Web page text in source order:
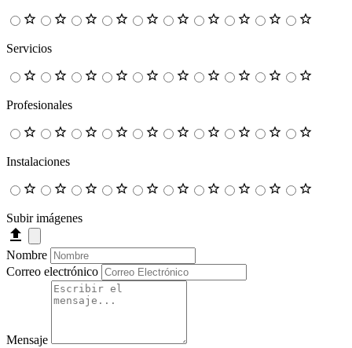
Servicios
Profesionales
Instalaciones
Subir imágenes
Nombre
Correo electrónico
Mensaje